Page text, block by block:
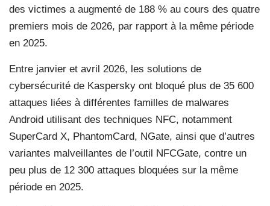
des victimes a augmenté de 188 % au cours des quatre
premiers mois de 2026, par rapport à la même période
en 2025.
Entre janvier et avril 2026, les solutions de
cybersécurité de Kaspersky ont bloqué plus de 35 600
attaques liées à différentes familles de malwares
Android utilisant des techniques NFC, notamment
SuperCard X, PhantomCard, NGate, ainsi que d’autres
variantes malveillantes de l’outil NFCGate, contre un
peu plus de 12 300 attaques bloquées sur la même
période en 2025.